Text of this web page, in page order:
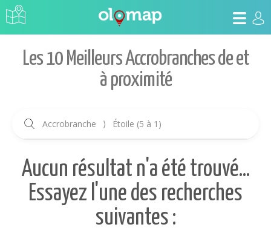
Les 10 Meilleurs Accrobranches de et
à proximité
Accrobranche ⟩ Étoile (5 à 1)
Aucun résultat n'a été trouvé...
Essayez l'une des recherches
suivantes :